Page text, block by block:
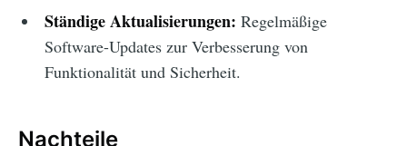
Ständige Aktualisierungen: Regelmäßige
Software-Updates zur Verbesserung von
Funktionalität und Sicherheit.
Nachteile